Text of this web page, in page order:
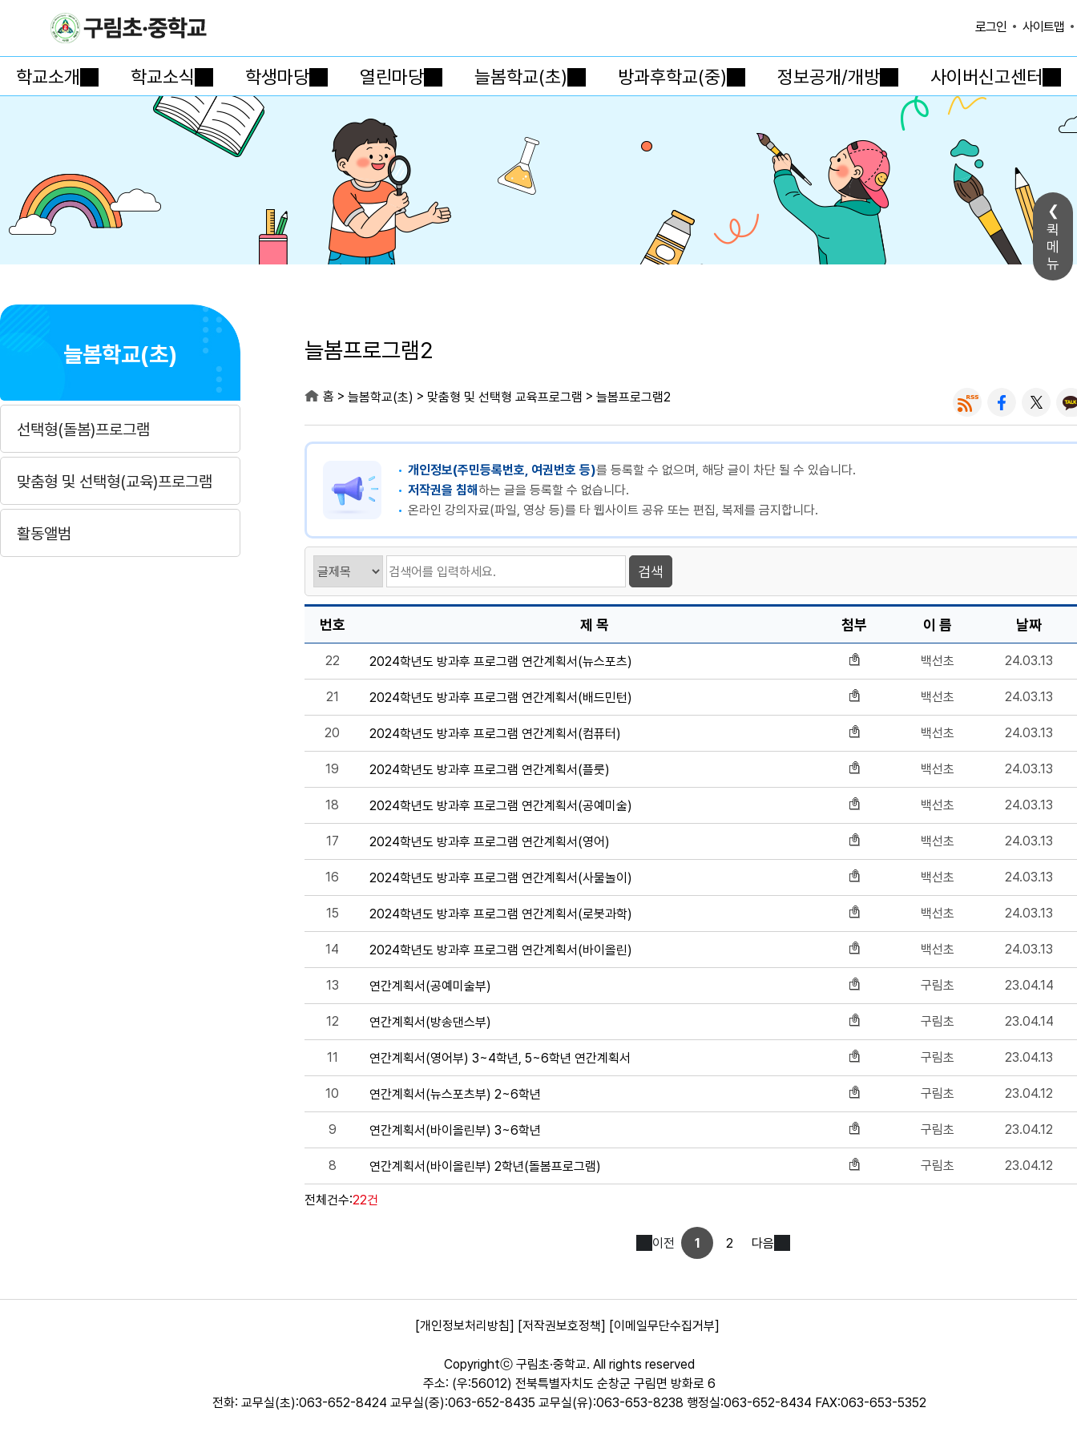
퀵
메
뉴
로그인 사이트맵
학교소개 학교소식 학생마당 열린마당 늘봄학교(초) 방과후학교(중) 정보공개/개방 사이버신고센터
늘봄학교(초)
선택형(돌봄)프로그램
맞춤형 및 선택형(교육)프로그램
활동앨범
늘봄프로그램2
홈 > 늘봄학교(초) > 맞춤형 및 선택형 교육프로그램 > 늘봄프로그램2
개인정보(주민등록번호, 여권번호 등)를 등록할 수 없으며, 해당 글이 차단 될 수 있습니다.
저작권을 침해하는 글을 등록할 수 없습니다.
온라인 강의자료(파일, 영상 등)를 타 웹사이트 공유 또는 편집, 복제를 금지합니다.
번호 제 목 첨부 이 름 날짜
22 2024학년도 방과후 프로그램 연간계획서(뉴스포츠) 백선초 24.03.13
21 2024학년도 방과후 프로그램 연간계획서(배드민턴) 백선초 24.03.13
20 2024학년도 방과후 프로그램 연간계획서(컴퓨터) 백선초 24.03.13
19 2024학년도 방과후 프로그램 연간계획서(플룻) 백선초 24.03.13
18 2024학년도 방과후 프로그램 연간계획서(공예미술) 백선초 24.03.13
17 2024학년도 방과후 프로그램 연간계획서(영어) 백선초 24.03.13
16 2024학년도 방과후 프로그램 연간계획서(사물놀이) 백선초 24.03.13
15 2024학년도 방과후 프로그램 연간계획서(로봇과학) 백선초 24.03.13
14 2024학년도 방과후 프로그램 연간계획서(바이올린) 백선초 24.03.13
13 연간계획서(공예미술부) 구림초 23.04.14
12 연간계획서(방송댄스부) 구림초 23.04.14
11 연간계획서(영어부) 3~4학년, 5~6학년 연간계획서 구림초 23.04.13
10 연간계획서(뉴스포츠부) 2~6학년 구림초 23.04.12
9 연간계획서(바이올린부) 3~6학년 구림초 23.04.12
8 연간계획서(바이올린부) 2학년(돌봄프로그램) 구림초 23.04.12
전체건수:22건
이전 1 2 다음
[개인정보처리방침] [저작권보호정책] [이메일무단수집거부]
Copyrightⓒ 구림초·중학교. All rights reserved
주소: (우:56012) 전북특별자치도 순창군 구림면 방화로 6
전화: 교무실(초):063-652-8424 교무실(중):063-652-8435 교무실(유):063-653-8238 행정실:063-652-8434 FAX:063-653-5352